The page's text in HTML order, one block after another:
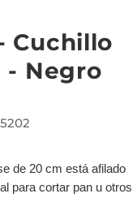
Cuchillo
- Negro
de 20 cm está afilado
para cortar pan u otros